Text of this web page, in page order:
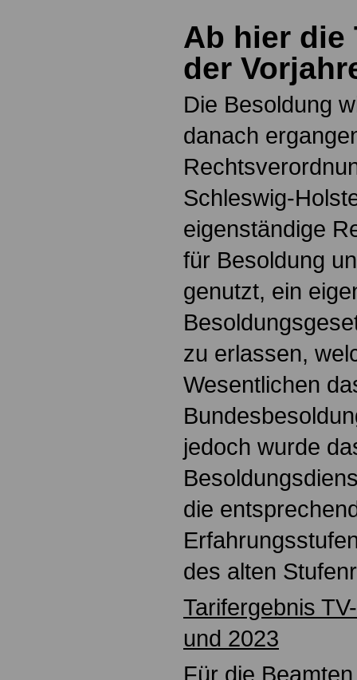
Ab hier die
der
Die Besoldung
danach
Schleswig-
eigenständige
für Besoldung
genutzt, ein
zu erlassen,
Wesentlichen
jedoch wurde
die
des alten
Tarifergebnis
und 2023
Für die